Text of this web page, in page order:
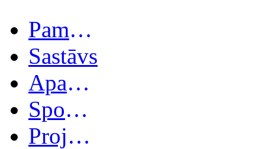
Pamatinformācija
Sastāvs
Apakškomitejas
Spoguļkomitejas
Projekti